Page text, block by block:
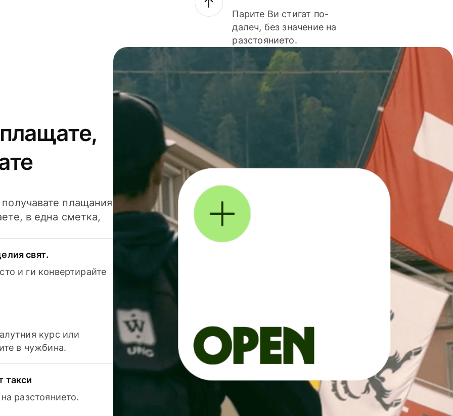
Парите Ви стигат по-
далеч, без значение на
разстоянието.
плащания
в една сметка,
свят.
и ги конвертирайте
курс или
в чужбина.
такси
разстоянието.